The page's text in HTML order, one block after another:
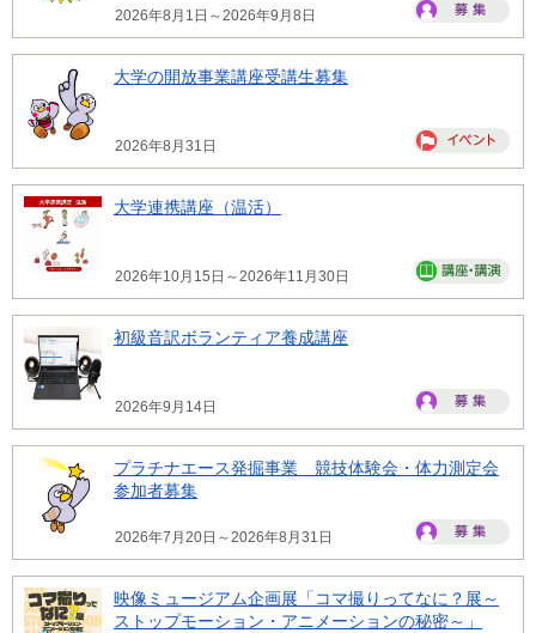
2026年8月1日～2026年9月8日
大学の開放事業講座受講生募集
2026年8月31日
大学連携講座（温活）
2026年10月15日～2026年11月30日
初級音訳ボランティア養成講座
2026年9月14日
プラチナエース発掘事業 競技体験会・体力測定会
参加者募集
2026年7月20日～2026年8月31日
映像ミュージアム企画展「コマ撮りってなに？展～
ストップモーション・アニメーションの秘密～」